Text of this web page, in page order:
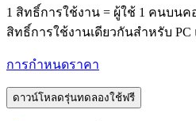
1 สิทธิ์การใช้งาน = ผู้ใช้ 1 คนบนค
สิทธิ์การใช้งานเดียวกันสำหรับ PC
การกำหนดราคา
ดาวน์โหลดรุ่นทดลองใช้ฟรี